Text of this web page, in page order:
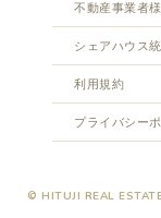
不動産事業者
シェアハウス
利用規約
プライバシー
© HITUJI REAL